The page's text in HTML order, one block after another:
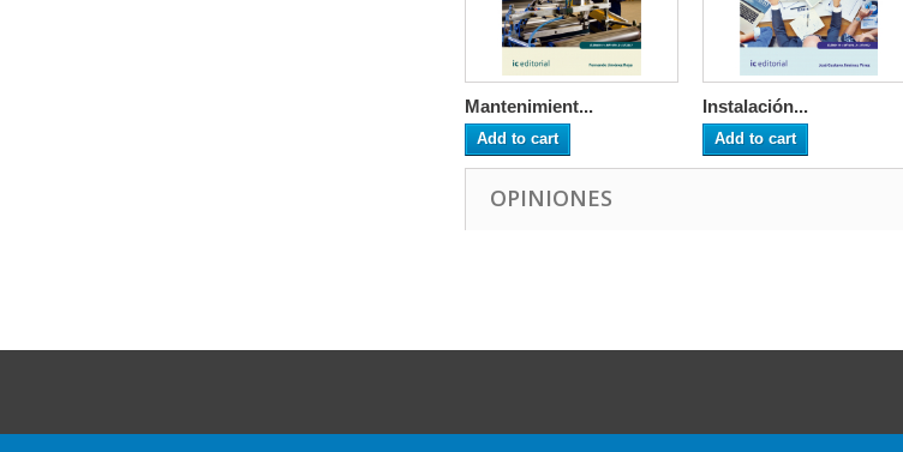
Mantenimient...
Add to cart
Instalación...
Add to cart
OPINIONES